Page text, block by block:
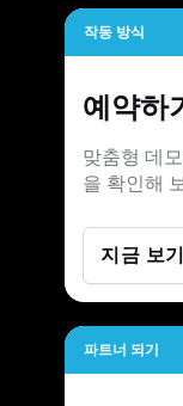
작동 방식
예약하
맞춤형 데
을 확인해
지금 보기
파트너 되기